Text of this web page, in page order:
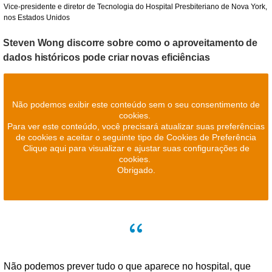
Vice-presidente e diretor de Tecnologia do Hospital Presbiteriano de Nova York,
nos Estados Unidos
Steven Wong discorre sobre como o aproveitamento de
dados históricos pode criar novas eficiências
Não podemos exibir este conteúdo sem o seu consentimento de
cookies.
Para ver este conteúdo, você precisará atualizar suas preferências
de cookies e aceitar o seguinte tipo de Cookies de Preferência
Clique aqui para visualizar e ajustar suas configurações de
cookies.
Obrigado.
Não podemos prever tudo o que aparece no hospital, que